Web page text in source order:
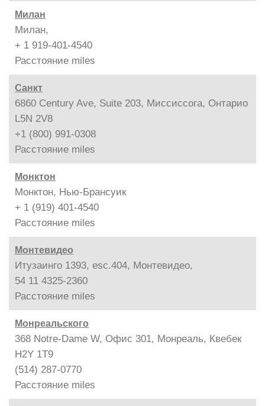
Милан
Милан,
+ 1 919-401-4540
Расстояние miles
Санкт
6860 Century Ave, Suite 203, Миссиссога, Онтарио
L5N 2V8
+1 (800) 991-0308
Расстояние miles
Монктон
Монктон, Нью-Брансуик
+ 1 (919) 401-4540
Расстояние miles
Монтевидео
Итузаинго 1393, esc.404, Монтевидео,
54 11 4325-2360
Расстояние miles
Монреальского
368 Notre-Dame W, Офис 301, Монреаль, Квебек
H2Y 1T9
(514) 287-0770
Расстояние miles